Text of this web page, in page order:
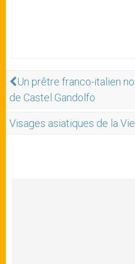
Un prêtre franco-italien
de Castel Gandolfo
Visages asiatiques de la